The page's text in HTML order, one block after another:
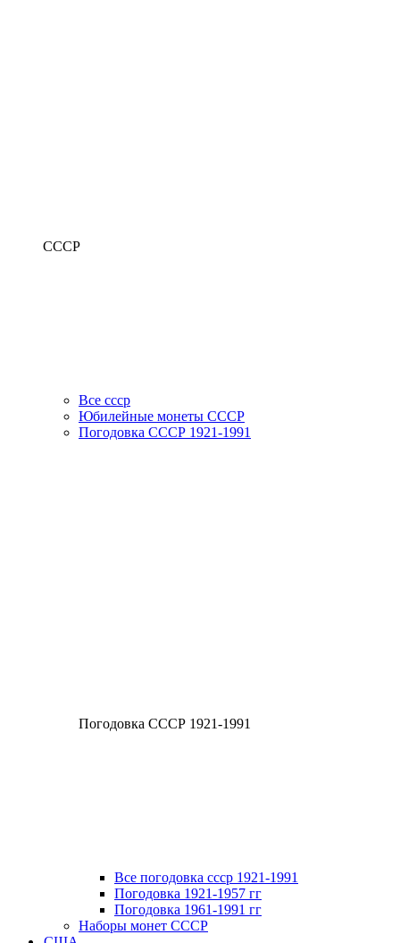
СССР
Все ссср
Юбилейные монеты СССР
Погодовка СССР 1921-1991
Погодовка СССР 1921-1991
Все погодовка ссср 1921-1991
Погодовка 1921-1957 гг
Погодовка 1961-1991 гг
Наборы монет СССР